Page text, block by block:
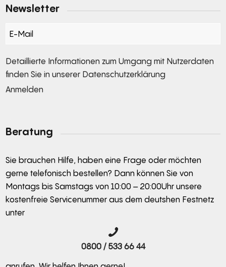
Newsletter
Section
Detaillierte Informationen zum Umgang mit Nutzerdaten
finden Sie in unserer Datenschutzerklärung
Anmelden
Beratung
Sie brauchen Hilfe, haben eine Frage oder möchten
gerne telefonisch bestellen? Dann können Sie von
Montags bis Samstags von 10:00 – 20:00Uhr unsere
kostenfreie Servicenummer aus dem deutshen Festnetz
unter
0800 / 533 66 44